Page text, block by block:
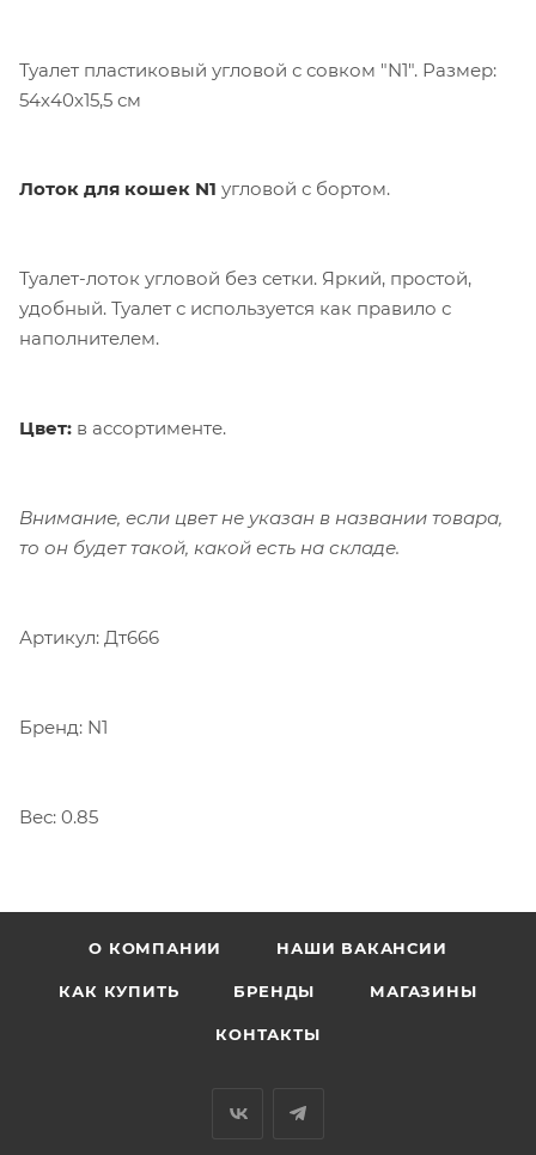
Туалет пластиковый угловой с совком "N1". Размер:
54х40х15,5 см
Лоток для кошек N1 угловой с бортом.
Туалет-лоток угловой без сетки. Яркий, простой,
удобный. Туалет с используется как правило с
наполнителем.
Цвет: в ассортименте.
Внимание, если цвет не указан в названии товара,
то он будет такой, какой есть на складе.
Артикул: Дт666
Бренд: N1
Вес: 0.85
О КОМПАНИИ НАШИ ВАКАНСИИ
КАК КУПИТЬ БРЕНДЫ МАГАЗИНЫ
КОНТАКТЫ